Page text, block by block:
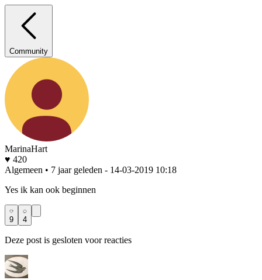
Community
MarinaHart
♥ 420
Algemeen • 7 jaar geleden - 14-03-2019 10:18
Yes ik kan ook beginnen
9 4
Deze post is gesloten voor reacties